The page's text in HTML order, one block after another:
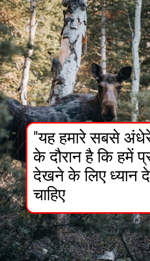
"यह हमारे सबसे अंधेरे
के दौरान है कि हमें
देखने के लिए ध्यान
चाहिए